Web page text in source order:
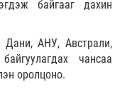
байгааг дахин
Дани, АНУ, Австрали,
чансаа
оролцоно.